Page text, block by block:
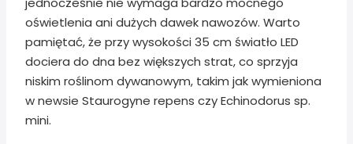
oświetlenia ani dużych dawek nawozów. Warto
pamiętać, że przy wysokości 35 cm światło LED
dociera do dna bez większych strat, co sprzyja
niskim roślinom dywanowym, takim jak wymieniona
w newsie Staurogyne repens czy Echinodorus sp.
mini.